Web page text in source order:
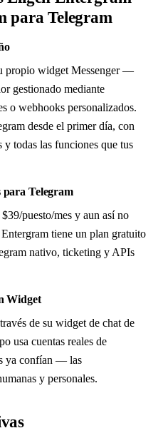
para Telegram
propio widget Messenger —
gestionado mediante
o webhooks personalizados.
desde el primer día, con
y todas las funciones que tus
para Telegram
puesto/mes y aun así no
tiene un plan gratuito
nativo, ticketing y APIs
Widget
de su widget de chat de
usa cuentas reales de
ya confían — las
y personales.